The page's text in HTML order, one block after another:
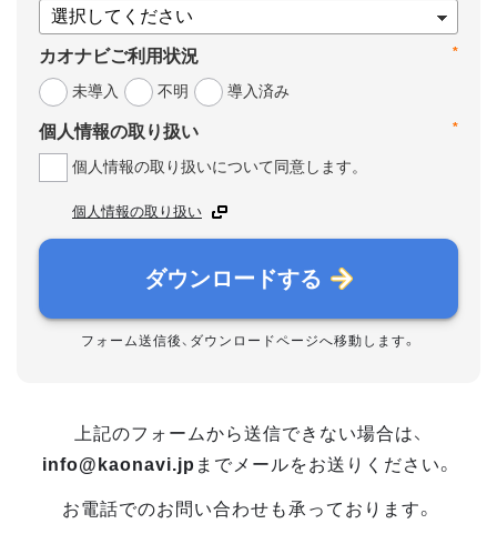
*
カオナビご利用状況
未導入
不明 導入済み
*
個人情報の取り扱い
個人情報の取り扱いについて同意します。
個人情報の取り扱い
ダウンロードする
フォーム送信後、ダウンロードページへ移動します。
上記のフォームから送信できない場合は、
info@kaonavi.jp までメールをお送りください。
お電話でのお問い合わせも承っております。